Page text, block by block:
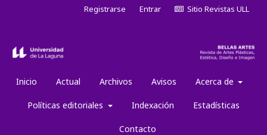
Inicio Actual Archivos Avisos Acerca de
Políticas editoriales Indexación Estadísticas
Contacto
Registrarse Entrar Sitio Revistas ULL